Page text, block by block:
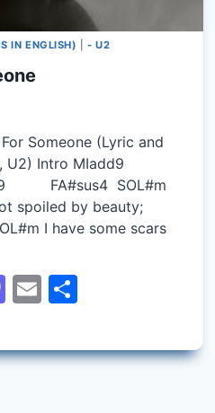
IN ENGLISH) |- U2
Someone (Lyric and
U2) Intro MIadd9
FA#sus4 SOL#m
spoiled by beauty;
have some scars
Mastodon
Email